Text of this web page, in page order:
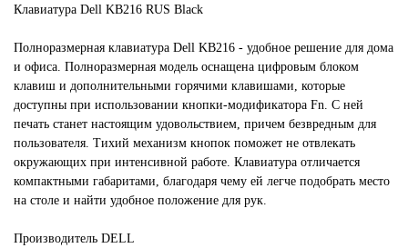
Клавиатура Dell KB216 RUS Black
Полноразмерная клавиатура Dell KB216 - удобное решение для дома
и офиса. Полноразмерная модель оснащена цифровым блоком
клавиш и дополнительными горячими клавишами, которые
доступны при использовании кнопки-модификатора Fn. С ней
печать станет настоящим удовольствием, причем безвредным для
пользователя. Тихий механизм кнопок поможет не отвлекать
окружающих при интенсивной работе. Клавиатура отличается
компактными габаритами, благодаря чему ей легче подобрать место
на столе и найти удобное положение для рук.
Производитель DELL